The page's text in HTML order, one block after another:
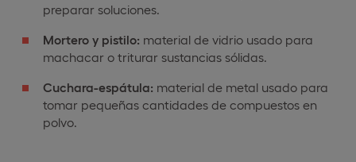
preparar soluciones.
Mortero y pistilo: material de vidrio usado para
machacar o triturar sustancias sólidas.
Cuchara-espátula: material de metal usado para
tomar pequeñas cantidades de compuestos en
polvo.